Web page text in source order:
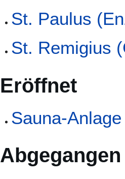
St. Paulus
St. Remigius
Eröffnet
Sauna-
Abgegangen